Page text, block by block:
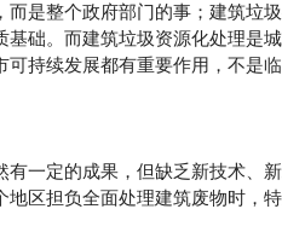
整个政府部门的事；建筑垃圾
础。而建筑垃圾资源化处理是
持续发展都有重要作用，不是
定的成果，但缺乏新技术、新
担负全面处理建筑废物时，